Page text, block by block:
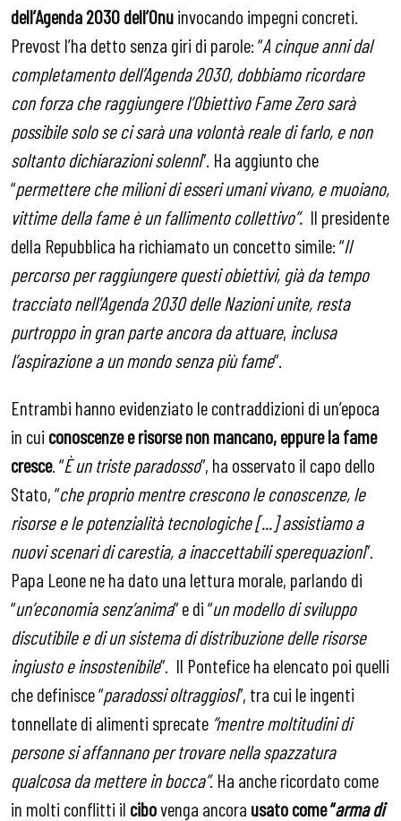
dell’Agenda 2030 dell’Onuinvocando impegni concreti.
Prevost l’ha detto senza giri di parole: “A cinque anni dal
completamento dell’Agenda 2030, dobbiamo ricordare
con forza che raggiungere l’Obiettivo Fame Zero sarà
possibile solo se ci sarà una volontà reale di farlo, e non
soltanto dichiarazioni solenni”. Ha aggiunto che
“permettere che milioni di esseri umani vivano, e muoiano,
vittime della fame è un fallimento collettivo”. Il presidente
della Repubblica ha richiamato un concetto simile: “Il
percorso per raggiungere questi obiettivi, già da tempo
tracciato nell’Agenda 2030 delle Nazioni unite, resta
purtroppo in gran parte ancora da attuare, inclusa
l’aspirazione a un mondo senza più fame”.
Entrambi hanno evidenziato le contraddizioni di un’epoca
in cui conoscenze e risorse non mancano, eppure la fame
cresce. “È un triste paradosso”, ha osservato il capo dello
Stato, “che proprio mentre crescono le conoscenze, le
risorse e le potenzialità tecnologiche [...] assistiamo a
nuovi scenari di carestia, a inaccettabili sperequazioni”.
Papa Leone ne ha dato una lettura morale, parlando di
“un’economia senz’anima” e di “un modello di sviluppo
discutibile e di un sistema di distribuzione delle risorse
ingiusto e insostenibile”. Il Pontefice ha elencato poi quelli
che definisce “paradossi oltraggiosi”, tra cui leingenti
tonnellate di alimenti sprecate “mentre moltitudini di
persone si affannano per trovare nella spazzatura
qualcosa da mettere in bocca”. Ha anche ricordato come
in molti conflitti il cibovenga ancora usato come “arma di